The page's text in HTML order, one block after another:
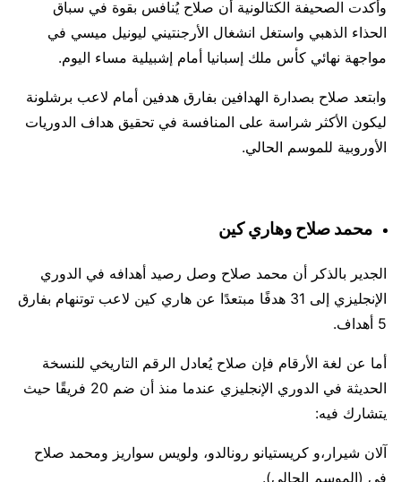
وأكدت الصحيفة الكتالونية أن صلاح يُنافس بقوة في سباق
الحذاء الذهبي واستغل انشغال الأرجنتيني ليونيل ميسي في
مواجهة نهائي كأس ملك إسبانيا أمام إشبيلية مساء اليوم.
وابتعد صلاح بصدارة الهدافين بفارق هدفين أمام لاعب برشلونة
ليكون الأكثر شراسة على المنافسة في تحقيق هداف الدوريات
الأوروبية للموسم الحالي.
محمد صلاح وهاري كين
الجدير بالذكر أن محمد صلاح وصل رصيد أهدافه في الدوري
الإنجليزي إلى 31 هدفًا مبتعدًا عن هاري كين لاعب توتنهام بفارق
5 أهداف.
أما عن لغة الأرقام فإن صلاح يُعادل الرقم التاريخي للنسخة
الحديثة في الدوري الإنجليزي عندما منذ أن ضم 20 فريقًا حيث
يتشارك فيه:
آلان شيرار،و كريستيانو رونالدو، ولويس سواريز ومحمد صلاح
في (الموسم الحالي).